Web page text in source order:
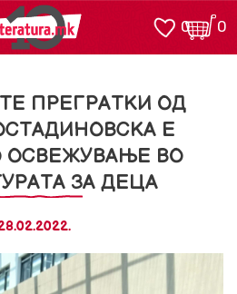
0
0
ПРЕГРАТКИ ОД
Е
ВО
ЗА ДЕЦА